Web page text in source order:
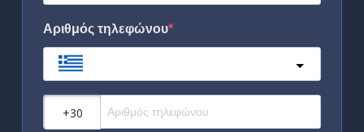
Αριθμός τηλεφώνου